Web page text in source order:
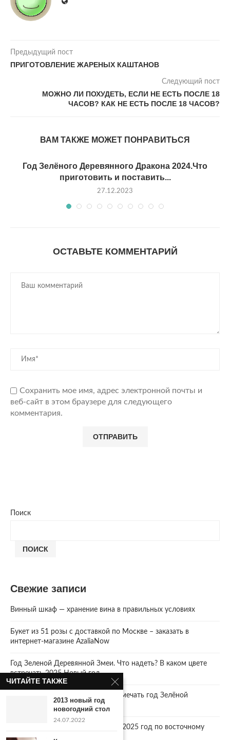
Предыдущий пост
ПРИГОТОВЛЕНИЕ ЖАРЕНЫХ КАШТАНОВ
Следующий пост
МОЖНО ЛИ ПОХУДЕТЬ, ЕСЛИ НЕ ЕСТЬ ПОСЛЕ 18
ЧАСОВ? КАК НЕ ЕСТЬ ПОСЛЕ 18 ЧАСОВ?
ВАМ ТАКЖЕ МОЖЕТ ПОНРАВИТЬСЯ
Год Зелёного Деревянного Дракона 2024.Что
приготовить и поставить...
27.12.2023
ОСТАВЬТЕ КОММЕНТАРИЙ
Сохранить мое имя, адрес электронной почты и
веб-сайт в этом браузере для следующего
комментария.
Поиск
ПОИСК
Свежие записи
Винный шкаф — хранение вина в правильных условиях
Букет из 51 розы с доставкой по Москве – заказать в
интернет-магазине AzaliaNow
Год Зеленой Деревянной Змеи. Что надеть? В каком цвете
встречать 2025 Новый год.
2025 год. Где и как правильно отмечать год Зелёной
Что год грядущий нам готовит… 2025 год по восточному
календарю.
ЧИТАЙТЕ ТАКЖЕ
2013 новый год
новогодний стол
24.07.2022